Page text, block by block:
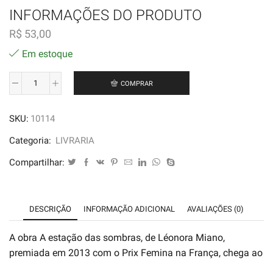
INFORMAÇÕES DO PRODUTO
R$ 53,00
Em estoque
das
Sombras
quantidade
COMPRAR
SKU: 10114
Categoria: LIVRARIA
Compartilhar:
DESCRIÇÃO INFORMAÇÃO ADICIONAL AVALIAÇÕES (0)
A obra A estação das sombras, de Léonora Miano,
premiada em 2013 com o Prix Femina na França, chega ao